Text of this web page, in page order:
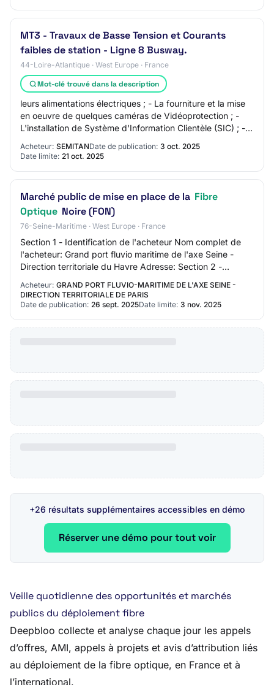
MT3 - Travaux de Basse Tension et Courants
faibles de station - Ligne 8 Busway.
44-Loire-Atlantique · West Europe · France
Mot-clé trouvé dans la description
leurs alimentations électriques ; - La fourniture et la mise
en oeuvre de quelques caméras de Vidéoprotection ; -
L'installation de Système d'Information Clientèle (SIC) ; -
Acheteur: SEMITANDate de publication: 3 oct. 2025
Date limite: 21 oct. 2025
Marché public de mise en place de la Fibre
Optique Noire (FON)
76-Seine-Maritime · West Europe · France
Section 1 - Identification de l'acheteur Nom complet de
l'acheteur: Grand port fluvio maritime de l'axe Seine -
Direction territoriale du Havre Adresse: Section 2 -
Acheteur: GRAND PORT FLUVIO-MARITIME DE L'AXE SEINE -
DIRECTION TERRITORIALE DE PARIS
Date de publication: 26 sept. 2025Date limite: 3 nov. 2025
+26 résultats supplémentaires accessibles en démo
Réserver une démo pour tout voir
Veille quotidienne des opportunités et marchés
publics du déploiement fibre
Deepbloo collecte et analyse chaque jour les appels
d’offres, AMI, appels à projets et avis d’attribution liés
au déploiement de la fibre optique, en France et à
l’international.